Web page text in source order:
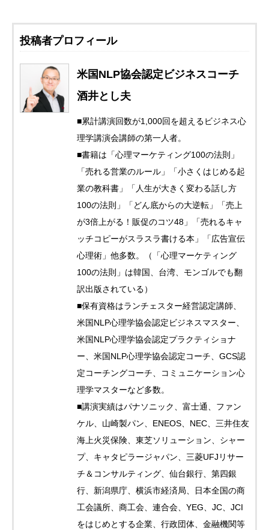
投稿者プロフィール
米国NLP協会認定ビジネスコーチ
酒井とし夫
■累計講演回数が1,000回を超えるビジネス心
理学講演会講師の第一人者。
■書籍は「心理マーケティング100の法則」
「売れる営業のルール」「小さくはじめる起
業の教科書」「人生が大きく変わる話し方
100の法則」「どん底からの大逆転」「売上
が3倍上がる！販促のコツ48」「売れるキャ
ッチコピーがスラスラ書ける本」「広告宣伝
心理術」他多数。（「心理マーケティング
100の法則」は韓国、台湾、モンゴルでも翻
訳出版されている）
■保有資格はランチェスター経営認定講師、
米国NLP心理学協会認定ビジネスマスター、
米国NLP心理学協会認定プラクティショナ
ー、米国NLP心理学協会認定コーチ、GCS認
定コーチングコーチ、コミュニケーション心
理学マスターなど多数。
■講演実績はパナソニック、富士通、ファン
ケル、山崎製パン、ENEOS、NEC、三井住友
海上火災保険、東芝ソリューション、シャー
プ、キャタピラージャパン、三菱UFJリサー
チ＆コンサルティング、仙台銀行、第四銀
行、新潟県庁、横浜市経済局、日本全国の商
工会議所、商工会、連合会、YEG、JC、JCI
をはじめとする企業、行政団体、金融機関等